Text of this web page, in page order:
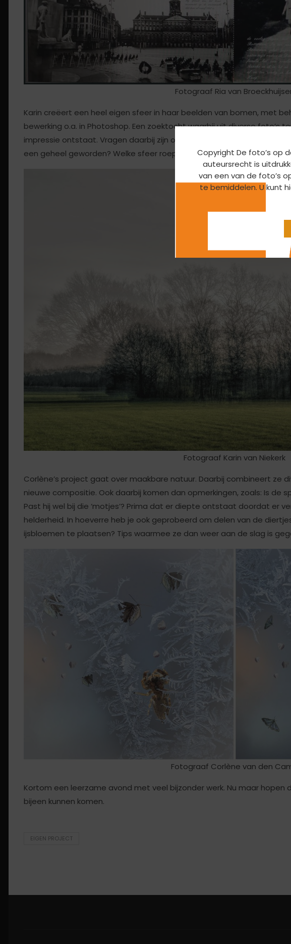
Copyright De foto’s op
auteursrecht is
van een van de foto’s
te bemiddelen. U kunt
Fotograaf Ria van
Karin creëert een heel eigen sfeer in haar beelden van bomen, met
bewerking o.a. in Photoshop. Een zoektocht waarbij uit diverse foto’s
impressie ontstaat. Vragen daarbij zijn onder andere: Tot hoever
een geheel geworden? Welke sfeer roept het beeld op?
Fotograaf Karin van Niekerk
Corlène’s project gaat over maakbare natuur. Daarbij combineert ze
nieuwe compositie. Ook daarbij komen dan opmerkingen, zoals: Is de
Past hij wel bij die ‘motjes’? Prima dat er diepte ontstaat doordat er
helderheid. In hoeverre heb je ook geprobeerd om delen van de
ijsbloemen te plaatsen? Tips waarmee ze dan weer aan de slag is
Fotograaf Corlène van den
Kortom een leerzame avond met veel bijzonder werk. Nu maar hopen
bijeen kunnen komen.
EIGEN PROJECT